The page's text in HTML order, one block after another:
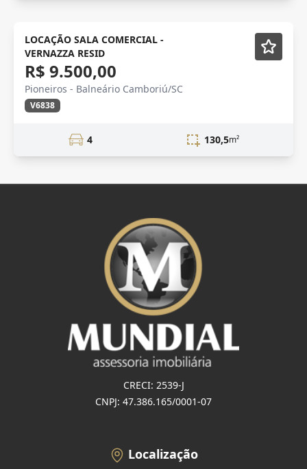
Novidade
LOCAÇÃO SALA COMERCIAL -
VERNAZZA RESID
R$ 9.500,00
Pioneiros - Balneário Camboriú/SC
V6838
4 130,5m²
CRECI: 2539-J
CNPJ: 47.386.165/0001-07
Localização